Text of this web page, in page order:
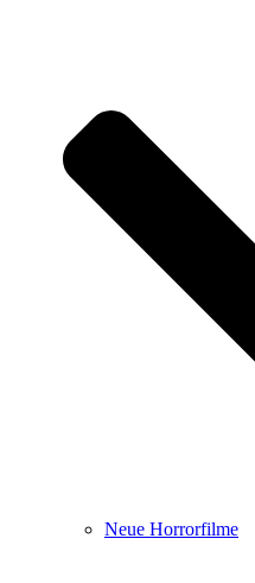
Neue Horrorfilme